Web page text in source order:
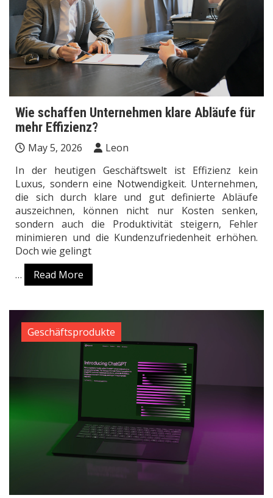
Wie schaffen Unternehmen klare Abläufe für
mehr Effizienz?
May 5, 2026
Leon
In der heutigen Geschäftswelt ist Effizienz kein
Luxus, sondern eine Notwendigkeit. Unternehmen,
die sich durch klare und gut definierte Abläufe
auszeichnen, können nicht nur Kosten senken,
sondern auch die Produktivität steigern, Fehler
minimieren und die Kundenzufriedenheit erhöhen.
Doch wie gelingt
…
Read More
Geschäftsprodukte